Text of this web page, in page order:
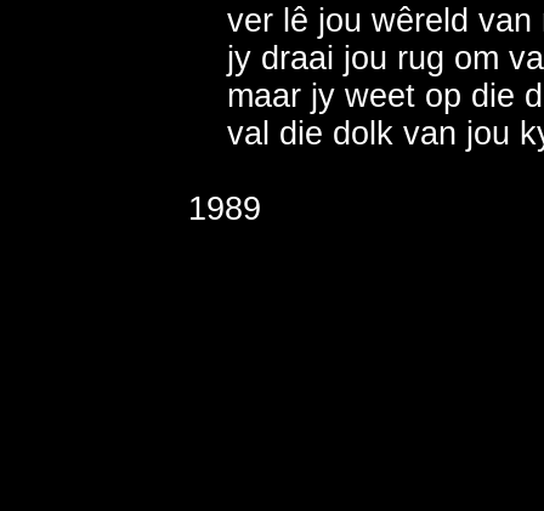
ver lê jou wêreld
jy draai jou rug om
maar jy weet op die
val die dolk van jou